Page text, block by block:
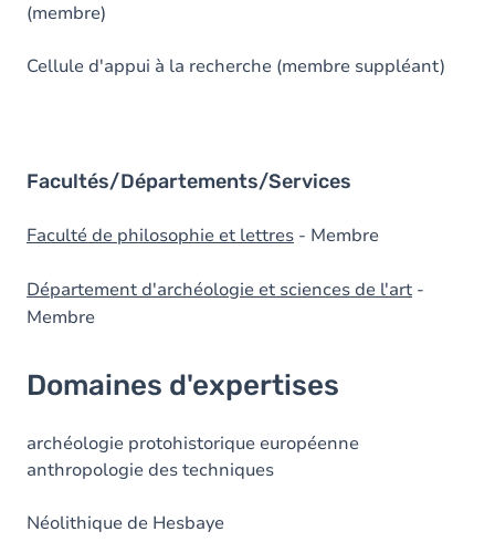
(membre)
Cellule d'appui à la recherche (membre suppléant)
Facultés/Départements/Services
Faculté de philosophie et lettres - Membre
Département d'archéologie et sciences de l'art -
Membre
Domaines d'expertises
archéologie protohistorique européenne
anthropologie des techniques
Néolithique de Hesbaye